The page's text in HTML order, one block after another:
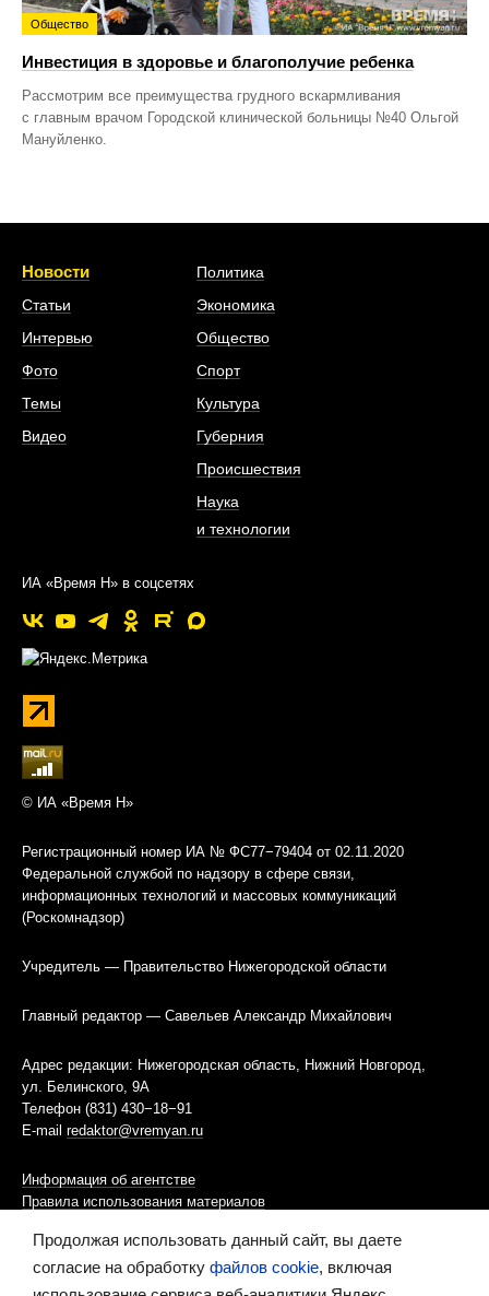
Общество
Инвестиция в здоровье и благополучие ребенка
Рассмотрим все преимущества грудного вскармливания
с главным врачом Городской клинической больницы №40 Ольгой
Мануйленко.
Новости
Статьи
Интервью
Фото
Темы
Видео
Политика
Экономика
Общество
Спорт
Культура
Губерния
Происшествия
Наука
и технологии
ИА «Время Н» в соцсетях
© ИА «Время Н»
Регистрационный номер ИА № ФС77−79404 от 02.11.2020
Федеральной службой по надзору в сфере связи,
информационных технологий и массовых коммуникаций
(Роскомнадзор)
Учредитель — Правительство Нижегородской области
Главный редактор — Савельев Александр Михайлович
Адрес редакции: Нижегородская область, Нижний Новгород,
ул. Белинского, 9А
Телефон (831) 430−18−91
E-mail redaktor@vremyan.ru
Информация об агентстве
Правила использования материалов
Информационная политика использования «cookies»-файлов
Продолжая использовать данный сайт, вы даете
согласие на обработку файлов cookie, включая